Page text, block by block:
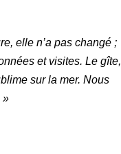
elle n’a pas changé ;
et visites. Le gîte,
sur la mer. Nous
»